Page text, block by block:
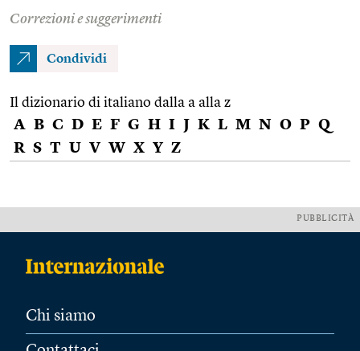
Correzioni e suggerimenti
Condividi
Il dizionario di italiano dalla a alla z
A B C D E F G H I J K L M N O P Q
R S T U V W X Y Z
PUBBLICITÀ
Chi siamo